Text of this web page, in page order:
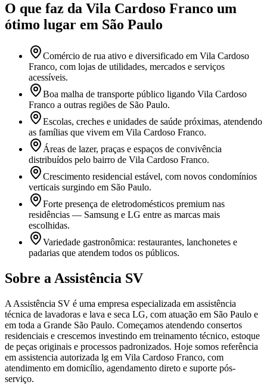
O que faz da Vila Cardoso Franco um
ótimo lugar em São Paulo
Comércio de rua ativo e diversificado em Vila Cardoso
Franco, com lojas de utilidades, mercados e serviços
acessíveis.
Boa malha de transporte público ligando Vila Cardoso
Franco a outras regiões de São Paulo.
Escolas, creches e unidades de saúde próximas, atendendo
as famílias que vivem em Vila Cardoso Franco.
Áreas de lazer, praças e espaços de convivência
distribuídos pelo bairro de Vila Cardoso Franco.
Crescimento residencial estável, com novos condomínios
verticais surgindo em São Paulo.
Forte presença de eletrodomésticos premium nas
residências — Samsung e LG entre as marcas mais
escolhidas.
Variedade gastronômica: restaurantes, lanchonetes e
padarias que atendem todos os públicos.
Sobre a Assistência SV
A Assistência SV é uma empresa especializada em assistência
técnica de lavadoras e lava e seca LG, com atuação em São Paulo e
em toda a Grande São Paulo. Começamos atendendo consertos
residenciais e crescemos investindo em treinamento técnico, estoque
de peças originais e processos padronizados. Hoje somos referência
em assistencia autorizada lg em Vila Cardoso Franco, com
atendimento em domicílio, agendamento direto e suporte pós-
serviço.